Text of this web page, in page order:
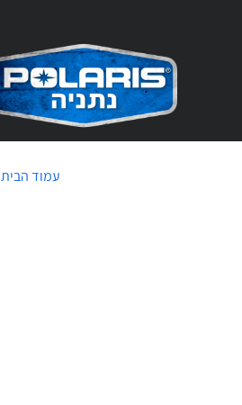
עמוד הבית